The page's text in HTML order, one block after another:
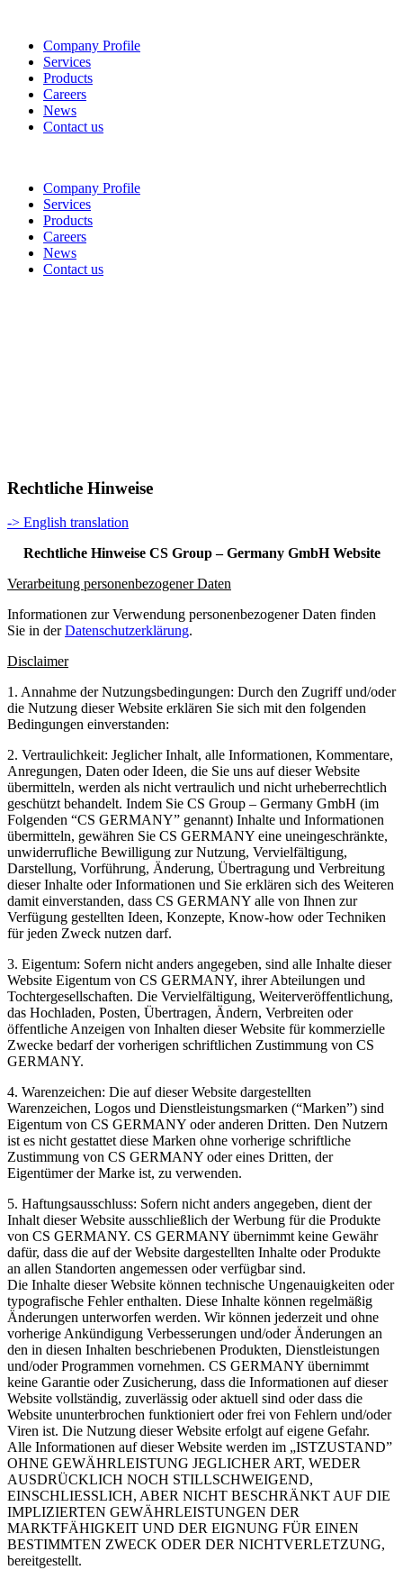
Company Profile
Services
Products
Careers
News
Contact us
Company Profile
Services
Products
Careers
News
Contact us
Rechtliche Hinweise
-> English translation
Rechtliche Hinweise CS Group – Germany GmbH Website
Verarbeitung personenbezogener Daten
Informationen zur Verwendung personenbezogener Daten finden
Sie in derDatenschutzerklärung.
Disclaimer
1. Annahme der Nutzungsbedingungen: Durch den Zugriff und/oder
die Nutzung dieser Website erklären Sie sich mit den folgenden
Bedingungen einverstanden:
2. Vertraulichkeit: Jeglicher Inhalt, alle Informationen, Kommentare,
Anregungen, Daten oder Ideen, die Sie uns auf dieser Website
übermitteln, werden als nicht vertraulich und nicht urheberrechtlich
geschützt behandelt. Indem Sie CS Group – Germany GmbH (im
Folgenden “CS GERMANY” genannt) Inhalte und Informationen
übermitteln, gewähren Sie CS GERMANY eine uneingeschränkte,
unwiderrufliche Bewilligung zur Nutzung, Vervielfältigung,
Darstellung, Vorführung, Änderung, Übertragung und Verbreitung
dieser Inhalte oder Informationen und Sie erklären sich des Weiteren
damit einverstanden, dass CS GERMANY alle von Ihnen zur
Verfügung gestellten Ideen, Konzepte, Know-how oder Techniken
für jeden Zweck nutzen darf.
3. Eigentum: Sofern nicht anders angegeben, sind alle Inhalte dieser
Website Eigentum von CS GERMANY, ihrer Abteilungen und
Tochtergesellschaften. Die Vervielfältigung, Weiterveröffentlichung,
das Hochladen, Posten, Übertragen, Ändern, Verbreiten oder
öffentliche Anzeigen von Inhalten dieser Website für kommerzielle
Zwecke bedarf der vorherigen schriftlichen Zustimmung von CS
GERMANY.
4. Warenzeichen: Die auf dieser Website dargestellten
Warenzeichen, Logos und Dienstleistungsmarken (“Marken”) sind
Eigentum von CS GERMANY oder anderen Dritten. Den Nutzern
ist es nicht gestattet diese Marken ohne vorherige schriftliche
Zustimmung von CS GERMANY oder eines Dritten, der
Eigentümer der Marke ist, zu verwenden.
5. Haftungsausschluss: Sofern nicht anders angegeben, dient der
Inhalt dieser Website ausschließlich der Werbung für die Produkte
von CS GERMANY. CS GERMANY übernimmt keine Gewähr
dafür, dass die auf der Website dargestellten Inhalte oder Produkte
an allen Standorten angemessen oder verfügbar sind.
Die Inhalte dieser Website können technische Ungenauigkeiten oder
typografische Fehler enthalten. Diese Inhalte können regelmäßig
Änderungen unterworfen werden. Wir können jederzeit und ohne
vorherige Ankündigung Verbesserungen und/oder Änderungen an
den in diesen Inhalten beschriebenen Produkten, Dienstleistungen
und/oder Programmen vornehmen. CS GERMANY übernimmt
keine Garantie oder Zusicherung, dass die Informationen auf dieser
Website vollständig, zuverlässig oder aktuell sind oder dass die
Website ununterbrochen funktioniert oder frei von Fehlern und/oder
Viren ist. Die Nutzung dieser Website erfolgt auf eigene Gefahr.
Alle Informationen auf dieser Website werden im „ISTZUSTAND”
OHNE GEWÄHRLEISTUNG JEGLICHER ART, WEDER
AUSDRÜCKLICH NOCH STILLSCHWEIGEND,
EINSCHLIESSLICH, ABER NICHT BESCHRÄNKT AUF DIE
IMPLIZIERTEN GEWÄHRLEISTUNGEN DER
MARKTFÄHIGKEIT UND DER EIGNUNG FÜR EINEN
BESTIMMTEN ZWECK ODER DER NICHTVERLETZUNG,
bereitgestellt.